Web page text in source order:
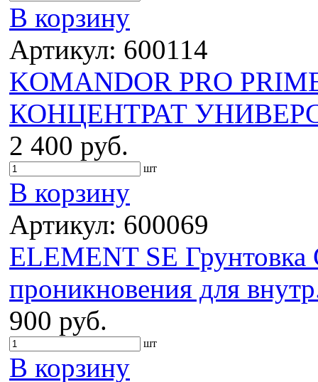
В корзину
Артикул: 600114
KOMANDOR PRO
КОНЦЕНТРАТ
2 400 руб.
шт
В корзину
Артикул: 600069
ELEMENT SE Грунтовка
проникновения для
900 руб.
шт
В корзину